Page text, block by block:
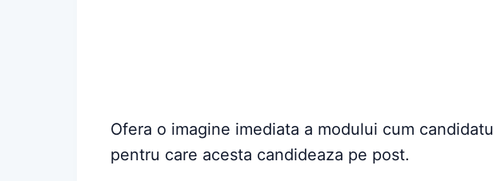
Ofera o imagine imediata a modului cum
pentru care acesta candideaza pe post.